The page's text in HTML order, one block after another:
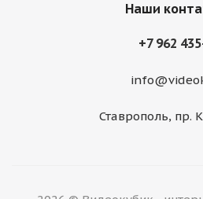
Наши
+7 962
Ставрополь, ​пр.